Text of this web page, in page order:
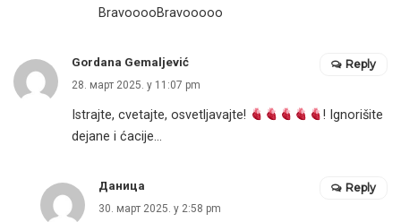
BravooooBravooooo
Gordana Gemaljević
28. март 2025. у 11:07 pm
Istrajte, cvetajte, osvetljavajte!
! Ignorišite
dejane i ćacije…
Reply
Даница
30. март 2025. у 2:58 pm
Reply